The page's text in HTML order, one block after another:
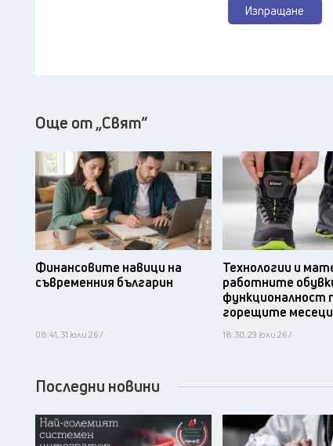
Изпращане
Още от „Свят“
Финансовите навици на
съвременния българин
08:41, 31 юли 26 /
Технологии и
работните
функционалност
горещите месеци
18:30, 29 юли 26 /
Последни новини